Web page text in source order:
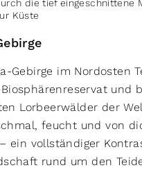
die tief eingeschnittene
Küste
Gebirge im Nordosten
Biosphärenreservat und
Lorbeerwälder der
feucht und von
ein vollständiger
rund um den